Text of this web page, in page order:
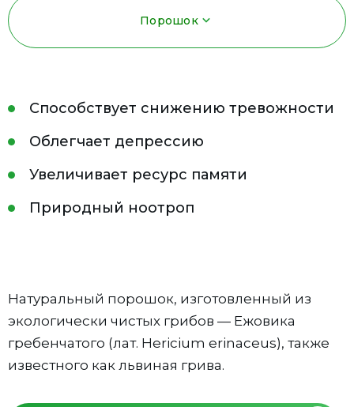
Порошок
Натуральный порошок, изготовленный из
экологически чистых грибов — Ежовика
гребенчатого (лат. Hericium erinaceus), также
известного как львиная грива.
Способствует снижению тревожности
Облегчает депрессию
Увеличивает ресурс памяти
Природный ноотроп